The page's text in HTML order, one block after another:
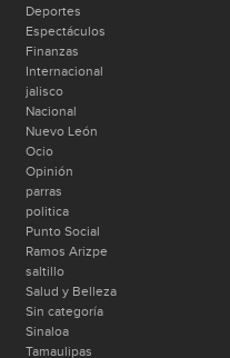
Deportes
Espectáculos
Finanzas
Internacional
jalisco
Nacional
Nuevo León
Ocio
Opinión
parras
politica
Punto Social
Ramos Arizpe
saltillo
Salud y Belleza
Sin categoría
Sinaloa
Tamaulipas